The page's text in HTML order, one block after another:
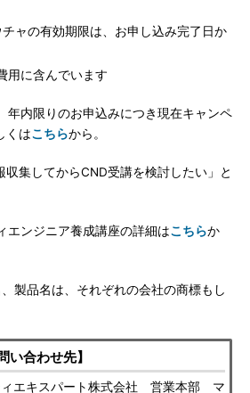
ャの有効期限は、お申し込み完了日か
用に含んでいます
年内限りのお申込みにつき現在キャンペ
くはこちらから。
収集してからCND受講を検討したい」と
エンジニア養成講座の詳細はこちらか
製品名は、それぞれの会社の商標もし
い合わせ先】
ィエキスパート株式会社 営業本部 マ